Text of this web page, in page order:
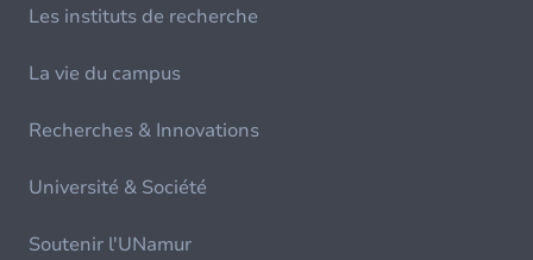
Les instituts de recherche
La vie du campus
Recherches & Innovations
Université & Société
Soutenir l'UNamur